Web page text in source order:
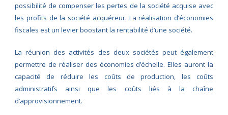
possibilité de compenser les pertes de la société acquise avec
les profits de la société acquéreur. La réalisation d’économies
fiscales est un levier boostant la rentabilité d’une société.
La réunion des activités des deux sociétés peut également
permettre de réaliser des économies d’échelle. Elles auront la
capacité de réduire les coûts de production, les coûts
administratifs ainsi que les coûts liés à la chaîne
d’approvisionnement.